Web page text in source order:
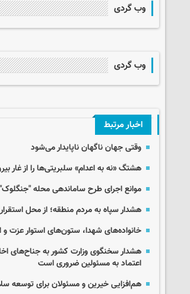
وب گردی
وب گردی
اخبار مرتبط
وقتی جهان ناگهان ناپایدار می‌شود
هشتگ «نه به اعدام» سلبریتی‌ها را از غار
موانع اجرای طرح ساماندهی محله
هشدار سپاه به مردم منطقه؛ از محل
خانواده‌های شهدا، ستون‌های استوار عزت و
هشدار سخنگوی وزارت کشور به جناح‌های
اعتماد به مسئولین ضروری است
هم‌افزایی خیرین و مسئولان برای توسعه